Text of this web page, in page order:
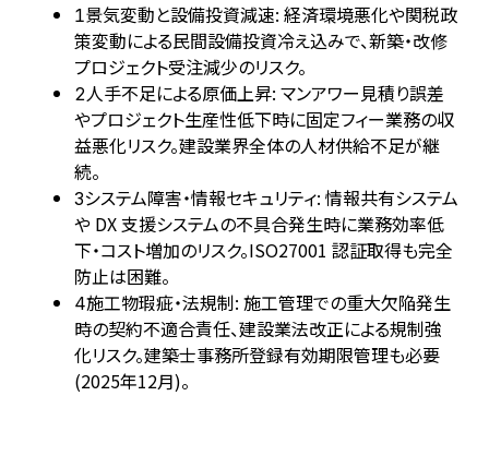
1景気変動と設備投資減速: 経済環境悪化や関税政
策変動による民間設備投資冷え込みで、新築・改修
プロジェクト受注減少のリスク。
2人手不足による原価上昇: マンアワー見積り誤差
やプロジェクト生産性低下時に固定フィー業務の収
益悪化リスク。建設業界全体の人材供給不足が継
続。
3システム障害・情報セキュリティ: 情報共有システム
や DX 支援システムの不具合発生時に業務効率低
下・コスト増加のリスク。ISO27001 認証取得も完全
防止は困難。
4施工物瑕疵・法規制: 施工管理での重大欠陥発生
時の契約不適合責任、建設業法改正による規制強
化リスク。建築士事務所登録有効期限管理も必要
(2025年12月)。